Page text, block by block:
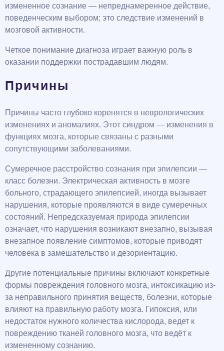
измененное сознание — непреднамеренное действие,
поведенческим выбором; это следствие изменений в
мозговой активности.
Четкое понимание диагноза играет важную роль в
оказании поддержки пострадавшим людям.
Причины
Причины часто глубоко коренятся в неврологических
изменениях и аномалиях. Этот синдром — изменения в
функциях мозга, которые связаны с разными
сопутствующими заболеваниями.
Сумеречное расстройство сознания при эпилепсии —
класс болезни. Электрическая активность в мозге
больного, страдающего эпилепсией, иногда вызывает
нарушения, которые проявляются в виде сумеречных
состояний. Непредсказуемая природа эпилепсии
означает, что нарушения возникают внезапно, вызывая
внезапное появление симптомов, которые приводят
человека в замешательство и дезориентацию.
Другие потенциальные причины включают конкретные
формы повреждения головного мозга, интоксикацию из-
за неправильного принятия веществ, болезни, которые
влияют на правильную работу мозга. Гипоксия, или
недостаток нужного количества кислорода, ведет к
повреждению тканей головного мозга, что ведёт к
измененному сознанию.